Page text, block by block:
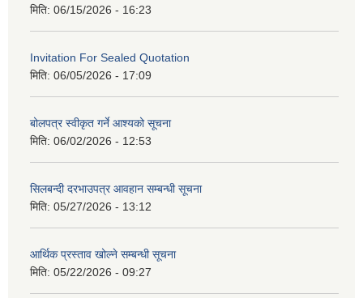
मिति: 06/15/2026 - 16:23
Invitation For Sealed Quotation
मिति: 06/05/2026 - 17:09
बोलपत्र स्वीकृत गर्ने आश्यको सूचना
मिति: 06/02/2026 - 12:53
सिलबन्दी दरभाउपत्र आवहान सम्बन्धी सूचना
मिति: 05/27/2026 - 13:12
आर्थिक प्रस्ताव खोल्ने सम्बन्धी सूचना
मिति: 05/22/2026 - 09:27